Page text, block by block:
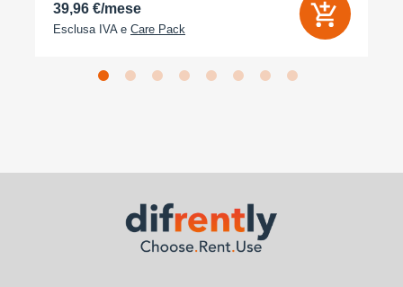
39,96 €/mese
Esclusa IVA e Care Pack